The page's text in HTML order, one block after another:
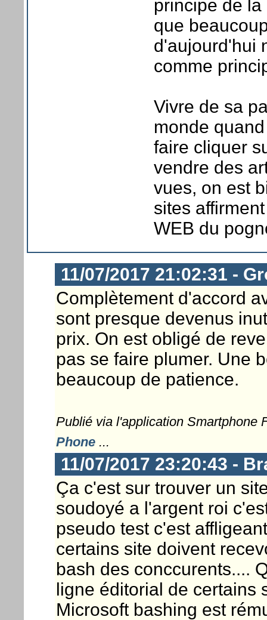
principe de
que
d'aujourd'hui
comme
Vivre de sa
monde
faire cliquer
vendre des
vues, on est
sites
WEB du
11/07/2017 21:02:31 -
Complètement d'accord
sont presque devenus
prix. On est obligé de
pas se faire plumer. Une
beaucoup de patience.
Publié via l'application Smartphone
Phone...
11/07/2017 23:20:43 -
Ça c'est sur trouver un
soudoyé a l'argent roi
pseudo test c'est
certains site doivent
bash des conccurents....
ligne éditorial de certains
Microsoft bashing est